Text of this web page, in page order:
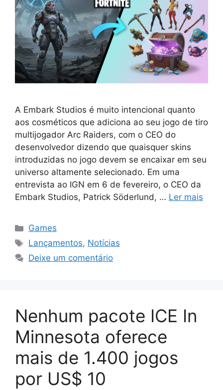
A Embark Studios é muito intencional quanto
aos cosméticos que adiciona ao seu jogo de tiro
multijogador Arc Raiders, com o CEO do
desenvolvedor dizendo que quaisquer skins
introduzidas no jogo devem se encaixar em seu
universo altamente selecionado. Em uma
entrevista ao IGN em 6 de fevereiro, o CEO da
Embark Studios, Patrick Söderlund, … Ler mais
Categorias
Games
Tags
Lançamentos, Notícias
Deixe um comentário
Nenhum pacote ICE In
Minnesota oferece
mais de 1.400 jogos
por US$ 10